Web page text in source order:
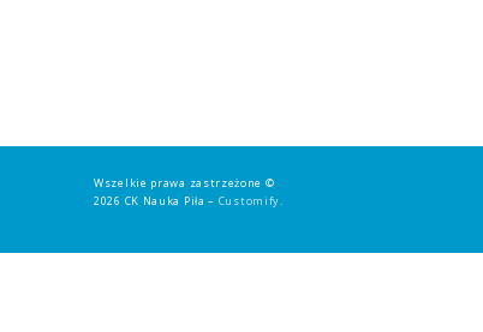
Wszelkie prawa zastrzeżone ©
2026 CK Nauka Piła – Customify.